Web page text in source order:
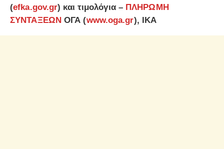
(efka.gov.gr) και τιμολόγια – ΠΛΗΡΩΜΗ
ΣΥΝΤΑΞΕΩΝ ΟΓΑ (www.oga.gr), ΙΚΑ